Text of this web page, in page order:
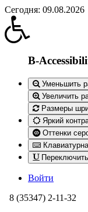
Сегодня: 09.08.2026
B-
Уменьшить
Увеличить
Размеры
Яркий
Оттенки
Войти
8 (35347) 2-11-32